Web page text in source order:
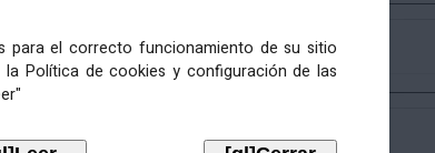
para el correcto funcionamiento de su sitio
Política de cookies y configuración de las
do proceso de
selectivo